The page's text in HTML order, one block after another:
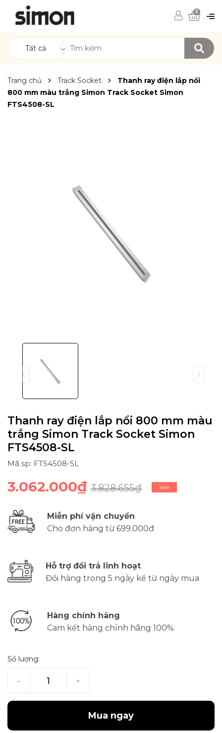
Tất cả
0
Trang chủ Track Socket
Thanh ray điện lắp nổi
800 mm màu trắng Simon Track Socket Simon
FTS4508-SL
Thanh ray điện lắp nổi 800 mm màu
trắng Simon Track Socket Simon
FTS4508-SL
Mã sp: FTS4508-SL
3.062.000₫ 3.828.655₫ Sale
Miễn phí vận chuyển
Cho đơn hàng từ 699.000đ
Hỗ trợ đổi trả linh hoạt
Đổi hàng trong 5 ngày kể từ ngày mua
Hàng chính hãng
Cam kết hàng chính hãng 100%
Số lượng:
– +
Mua ngay